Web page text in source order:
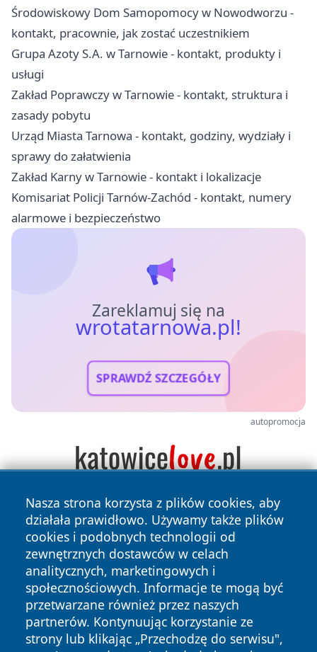
Środowiskowy Dom Samopomocy w Nowodworzu -
kontakt, pracownie, jak zostać uczestnikiem
Grupa Azoty S.A. w Tarnowie - kontakt, produkty i
usługi
Zakład Poprawczy w Tarnowie - kontakt, struktura i
zasady pobytu
Urząd Miasta Tarnowa - kontakt, godziny, wydziały i
sprawy do załatwienia
Zakład Karny w Tarnowie - kontakt i lokalizacje
Komisariat Policji Tarnów-Zachód - kontakt, numery
alarmowe i bezpieczeństwo
Zareklamuj się na
wrotatarnowa.pl!
SPRAWDŹ SZCZEGÓŁY
autopromocja
Nasza strona korzysta z plików cookies, aby
działała prawidłowo. Używamy także plików
cookies i podobnych technologii od
zewnętrznych dostawców w celach
analitycznych, marketingowych i
społecznościowych. Informacje te mogą być
przetwarzane również przez naszych
partnerów. Kontynuując korzystanie ze
strony lub klikając „Przechodzę do serwisu",
Copyright © 2026 wrotatarnowa.pl Wszystkie prawa
zastrzeżone.